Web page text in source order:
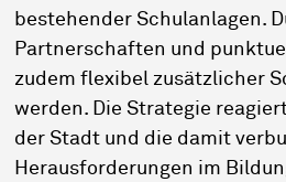
bestehender Schulanlagen.
Partnerschaften und
zudem flexibel zusätzlicher
werden. Die Strategie
der Stadt und die damit
Herausforderungen im